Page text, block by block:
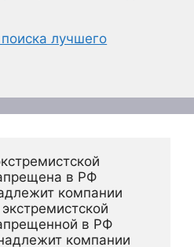
лучшего
в РФ
компании
в РФ
компании